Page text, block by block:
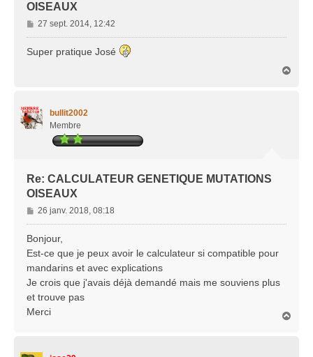
OISEAUX
M
e
27 sept. 2014, 12:42
Super pratique José
bullit2002
Membre
Re: CALCULATEUR GENETIQUE MUTATIONS
OISEAUX
M
e
a
g
e
26 janv. 2018, 08:18
Bonjour,
Est-ce que je peux avoir le calculateur si compatible pour
mandarins et avec explications
Je crois que j'avais déjà demandé mais me souviens plus
et trouve pas
Merci